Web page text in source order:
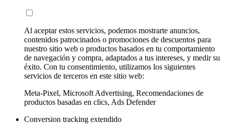
Al aceptar estos servicios, podemos mostrarte anuncios,
contenidos patrocinados o promociones de descuentos para
nuestro sitio web o productos basados en tu comportamiento
de navegación y compra, adaptados a tus intereses, y medir su
éxito. Con tu consentimiento, utilizamos los siguientes
servicios de terceros en este sitio web:
Meta-Pixel, Microsoft Advertising, Recomendaciones de
productos basadas en clics, Ads Defender
Conversion tracking extendido